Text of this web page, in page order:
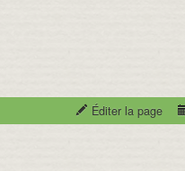
Éditer la page